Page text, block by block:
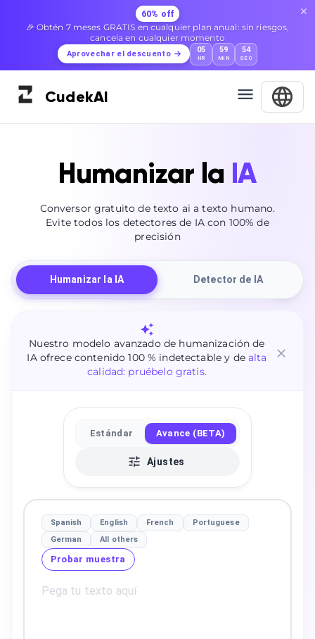
60% off
🎉 Obtén 7 meses GRATIS en cualquier plan anual: sin riesgos,
cancela en cualquier momento
Aprovechar el descuento 05
HR
59
MIN
53
SEC
CudekAI
Humanizar la IA
Conversor gratuito de texto ai a texto humano.
Evite todos los detectores de IA con 100% de
precisión
Humanizar la IA Detector de IA
Nuestro modelo avanzado de humanización de
IA ofrece contenido 100 % indetectable y de alta
calidad: pruébelo gratis.
Estándar Avance (BETA)
Ajustes
Spanish English French
Portuguese
German
All others
Probar muestra